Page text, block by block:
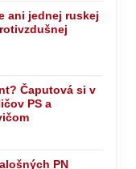
ani jednej ruskej
Čaputová si v
PS a
PN